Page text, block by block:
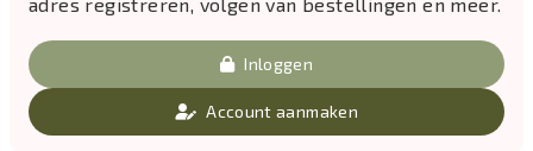
Inloggen
Account aanmaken